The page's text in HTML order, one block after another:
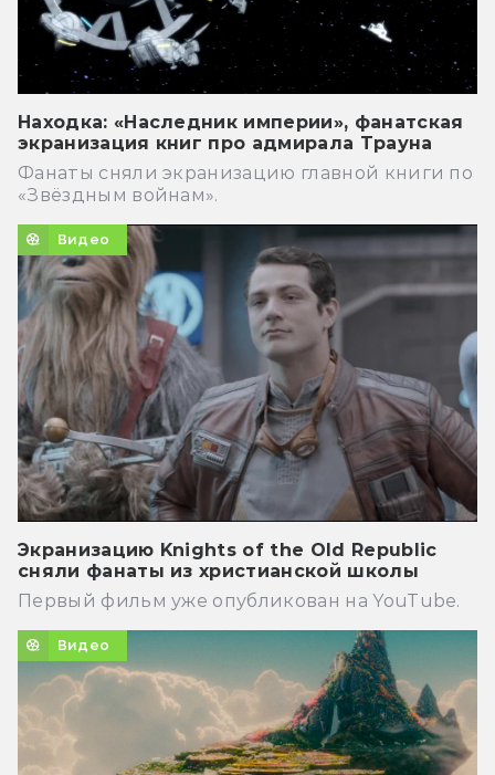
Находка: «Наследник империи», фанатская
экранизация книг про адмирала Трауна
Фанаты сняли экранизацию главной книги по
«Звёздным войнам».
Видео
Экранизацию Knights of the Old Republic
сняли фанаты из христианской школы
Первый фильм уже опубликован на YouTube.
Видео